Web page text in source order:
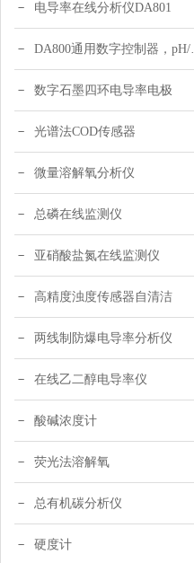
电导率在线分析仪DA801
DA800通用数字控制器，pH/DO/ORP多参数
数字石墨四环电导率电极
光谱法COD传感器
微量溶解氧分析仪
总磷在线监测仪
亚硝酸盐氮在线监测仪
高精度浊度传感器自清洁
两线制防爆电导率分析仪
在线乙二醇电导率仪
酸碱浓度计
荧光法溶解氧
总有机碳分析仪
硬度计